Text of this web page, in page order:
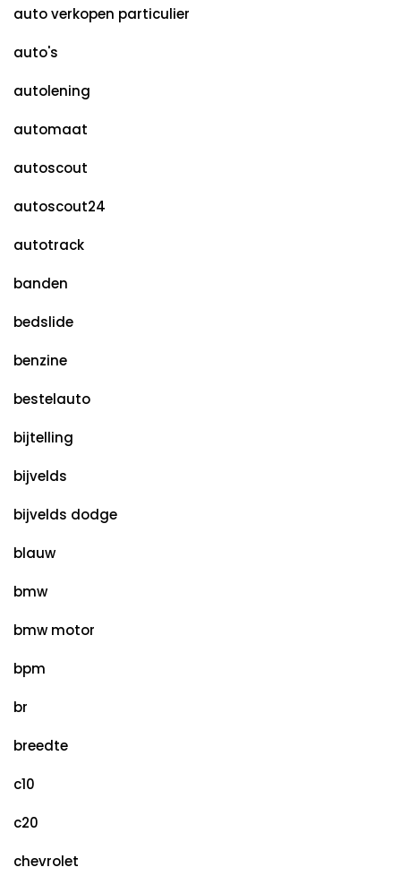
auto verkopen particulier
auto's
autolening
automaat
autoscout
autoscout24
autotrack
banden
bedslide
benzine
bestelauto
bijtelling
bijvelds
bijvelds dodge
blauw
bmw
bmw motor
bpm
br
breedte
c10
c20
chevrolet